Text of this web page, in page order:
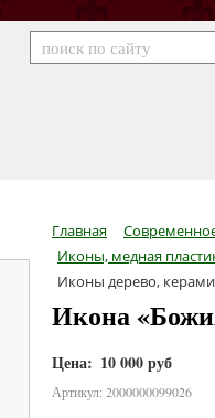
Главная
Иконы, медная
Иконы дерево,
Икона
Цена: 10 000 руб
Артикул: 2000000099026